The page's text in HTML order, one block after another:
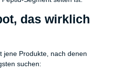
das wirklich
jene Produkte, nach denen
suchen: